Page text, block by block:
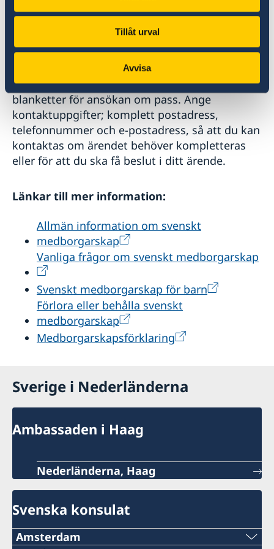
Tillåt urval
Avvisa
För mer information om svenskt
medborgarskap, se
Migrationsverkets webbsida.
Tänk på att skriva tydligt när du fyller i
blanketter för ansökan om pass. Ange
kontaktuppgifter; komplett postadress,
telefonnummer och e-postadress, så att du kan
kontaktas om ärendet behöver kompletteras
eller för att du ska få beslut i ditt ärende.
Länkar till mer information:
Allmän information om svenskt
medborgarskap
Vanliga frågor om svenskt medborgarskap
Svenskt medborgarskap för barn
Förlora eller behålla svenskt
medborgarskap
Medborgarskapsförklaring
Sverige i Nederländerna
Ambassaden i Haag
Nederländerna, Haag
Svenska konsulat
Amsterdam